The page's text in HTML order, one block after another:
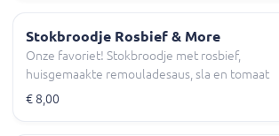
Stokbroodje Rosbief & More
Onze favoriet! Stokbroodje met rosbief,
huisgemaakte remouladesaus, sla en tomaat
€ 8,00